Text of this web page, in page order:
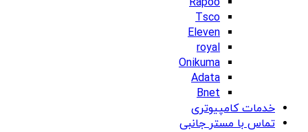
Tsco
Eleven
royal
Onikuma
Adata
Bnet
خدمات کامپیوتری
تماس با مستر جانبی